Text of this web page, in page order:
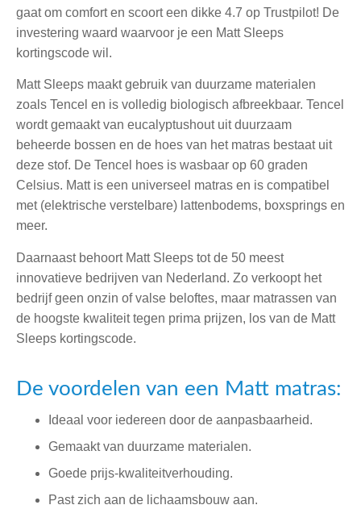
gaat om comfort en scoort een dikke 4.7 op Trustpilot! De
investering waard waarvoor je een Matt Sleeps
kortingscode wil.
Matt Sleeps maakt gebruik van duurzame materialen
zoals Tencel en is volledig biologisch afbreekbaar. Tencel
wordt gemaakt van eucalyptushout uit duurzaam
beheerde bossen en de hoes van het matras bestaat uit
deze stof. De Tencel hoes is wasbaar op 60 graden
Celsius. Matt is een universeel matras en is compatibel
met (elektrische verstelbare) lattenbodems, boxsprings en
meer.
Daarnaast behoort Matt Sleeps tot de 50 meest
innovatieve bedrijven van Nederland. Zo verkoopt het
bedrijf geen onzin of valse beloftes, maar matrassen van
de hoogste kwaliteit tegen prima prijzen, los van de Matt
Sleeps kortingscode.
De voordelen van een Matt matras:
Ideaal voor iedereen door de aanpasbaarheid.
Gemaakt van duurzame materialen.
Goede prijs-kwaliteitverhouding.
Past zich aan de lichaamsbouw aan.